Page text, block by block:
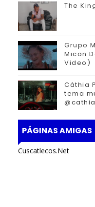
The
Grupo
Micon
Video)
Cáthia
tema
PÁGINAS AMIGAS
Cuscatlecos.Net